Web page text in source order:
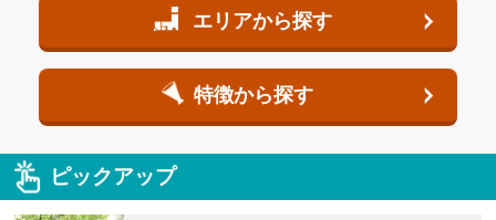
エリアから探す
特徴から探す
ピックアップ